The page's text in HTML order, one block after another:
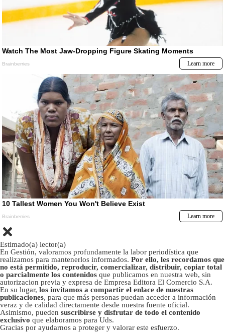
Estimado(a) lector(a)
En Gestión, valoramos profundamente la labor periodística que
realizamos para mantenerlos informados. Por ello, les recordamos que
no está permitido, reproducir, comercializar, distribuir, copiar total
o parcialmente los contenidos que publicamos en nuestra web, sin
autorizacion previa y expresa de Empresa Editora El Comercio S.A.
En su lugar, los invitamos a compartir el enlace de nuestras
publicaciones, para que más personas puedan acceder a información
veraz y de calidad directamente desde nuestra fuente oficial.
Asimismo, pueden suscribirse y disfrutar de todo el contenido
exclusivo que elaboramos para Uds.
Gracias por ayudarnos a proteger y valorar este esfuerzo.